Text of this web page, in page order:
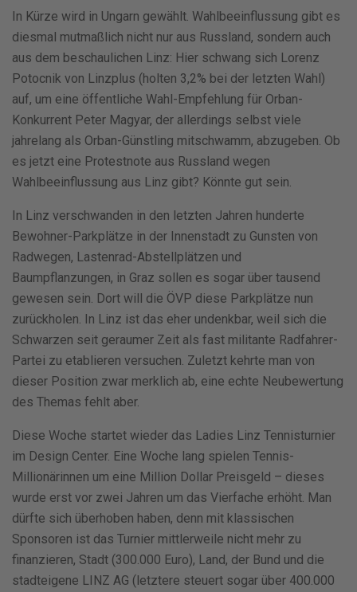
In Kürze wird in Ungarn gewählt. Wahlbeeinflussung gibt es
diesmal mutmaßlich nicht nur aus Russland, sondern auch
aus dem beschaulichen Linz: Hier schwang sich Lorenz
Potocnik von Linzplus (holten 3,2% bei der letzten Wahl)
auf, um eine öffentliche Wahl-Empfehlung für Orban-
Konkurrent Peter Magyar, der allerdings selbst viele
jahrelang als Orban-Günstling mitschwamm, abzugeben. Ob
es jetzt eine Protestnote aus Russland wegen
Wahlbeeinflussung aus Linz gibt? Könnte gut sein.
In Linz verschwanden in den letzten Jahren hunderte
Bewohner-Parkplätze in der Innenstadt zu Gunsten von
Radwegen, Lastenrad-Abstellplätzen und
Baumpflanzungen, in Graz sollen es sogar über tausend
gewesen sein. Dort will die ÖVP diese Parkplätze nun
zurückholen. In Linz ist das eher undenkbar, weil sich die
Schwarzen seit geraumer Zeit als fast militante Radfahrer-
Partei zu etablieren versuchen. Zuletzt kehrte man von
dieser Position zwar merklich ab, eine echte Neubewertung
des Themas fehlt aber.
Diese Woche startet wieder das Ladies Linz Tennisturnier
im Design Center. Eine Woche lang spielen Tennis-
Millionärinnen um eine Million Dollar Preisgeld – dieses
wurde erst vor zwei Jahren um das Vierfache erhöht. Man
dürfte sich überhoben haben, denn mit klassischen
Sponsoren ist das Turnier mittlerweile nicht mehr zu
finanzieren, Stadt (300.000 Euro), Land, der Bund und die
stadteigene LINZ AG (letztere steuert sogar über 400.000